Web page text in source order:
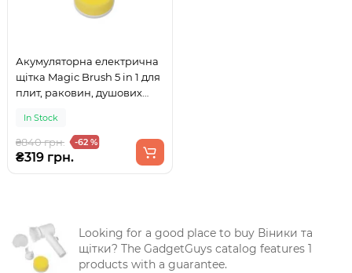
Акумуляторна електрична
щітка Magic Brush 5 in 1 для
плит, раковин, душових
In Stock
₴840 грн. -62 %
₴319 грн.
Looking for a good place to buy Віники та
щітки? The GadgetGuys catalog features 1
products with a guarantee.